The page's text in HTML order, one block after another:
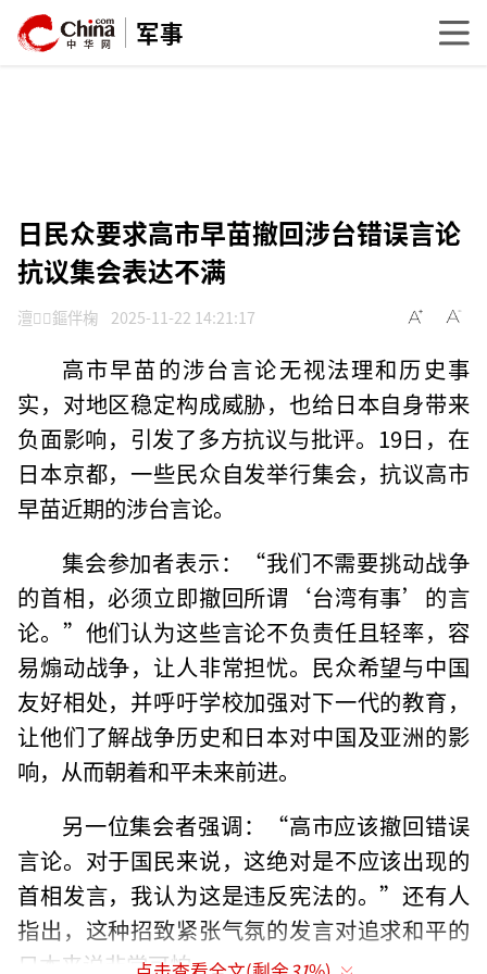
军事
日民众要求高市早苗撤回涉台错误言论
抗议集会表达不满
澶鏂伴椈 2025-11-22 14:21:17
高市早苗的涉台言论无视法理和历史事
实，对地区稳定构成威胁，也给日本自身带来
负面影响，引发了多方抗议与批评。19日，在
日本京都，一些民众自发举行集会，抗议高市
早苗近期的涉台言论。
集会参加者表示：“我们不需要挑动战争
的首相，必须立即撤回所谓‘台湾有事’的言
论。”他们认为这些言论不负责任且轻率，容
易煽动战争，让人非常担忧。民众希望与中国
友好相处，并呼吁学校加强对下一代的教育，
让他们了解战争历史和日本对中国及亚洲的影
响，从而朝着和平未来前进。
另一位集会者强调：“高市应该撤回错误
言论。对于国民来说，这绝对是不应该出现的
首相发言，我认为这是违反宪法的。”还有人
指出，这种招致紧张气氛的发言对追求和平的
日本来说非常可怕。